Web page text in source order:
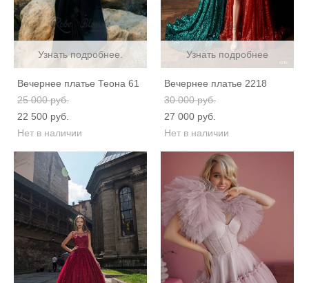
Узнать подробнее.
Вечернее платье Теона 61
25 000 pуб.
22 500 pуб.
Нет в наличии
Узнать подробнее
Вечернее платье 2218
30 000 pуб.
27 000 pуб.
Нет в наличии